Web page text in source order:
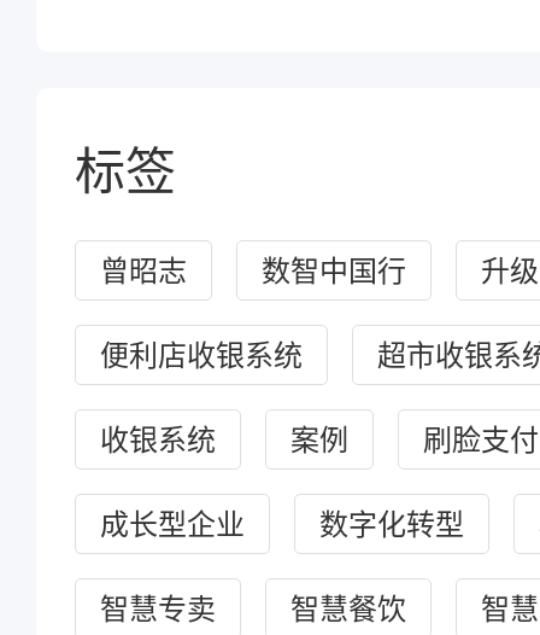
标签
曾昭志 数智中国行 升
便利店收银系统 超市收银系
收银系统 案例 刷脸支付
成长型企业 数字化转型
智慧专卖 智慧餐饮 智